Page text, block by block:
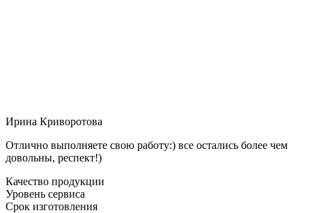
Ирина Криворотова
Отлично выполняете свою работу:) все остались более чем
довольны, респект!)
Качество продукции
Уровень сервиса
Срок изготовления